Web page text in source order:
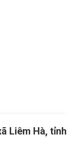
Liêm Hà, tỉnh